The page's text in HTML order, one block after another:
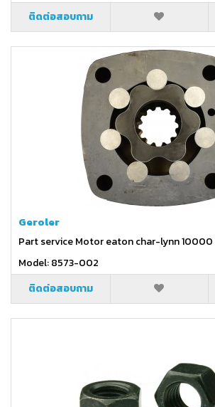
ติดต่อสอบถาม
Geroler
Part service Motor eaton char-lynn 10000
Model: 8573-002
ติดต่อสอบถาม